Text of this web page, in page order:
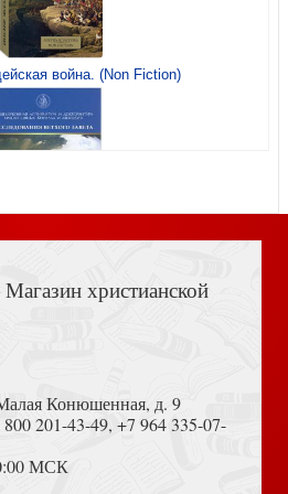
принц и Цитадель
принц. Рисунки автора
восходит солнце) (2022, pocket-
book)
Игрок (Белая птица)
война. (Non Fiction)
(Тихоний Африканский)
христианской
Конюшенная, д. 9
800 201-43-49, +7 964 335-07-
МСК